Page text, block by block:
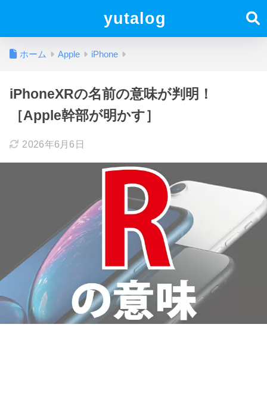
yutalog
ホーム Apple iPhone
iPhoneXRの名前の意味が判明！
［Apple幹部が明かす］
2026年6月6日